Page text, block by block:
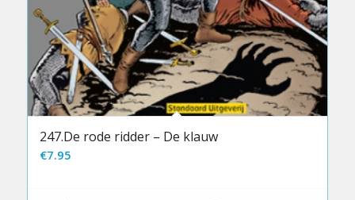
247.De rode ridder – De klauw
€7.95